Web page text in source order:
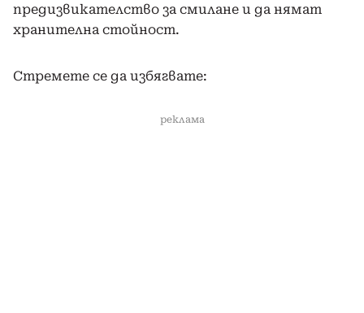
предизвикателство за смилане и да нямат
хранителна стойност.
Стремете се да избягвате:
реклама